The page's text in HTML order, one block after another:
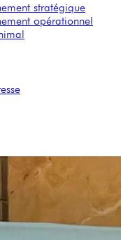
stratégique
opérationnel